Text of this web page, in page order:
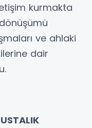
kurmakta
ve ahlaki
dair